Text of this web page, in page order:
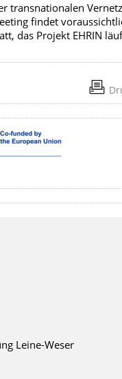
transnationalen
findet
das Projekt EHRIN
Leine-Weser